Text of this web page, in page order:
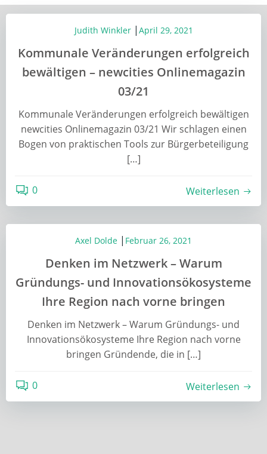
Judith Winkler | April 29, 2021
Kommunale Veränderungen erfolgreich
bewältigen – newcities Onlinemagazin
03/21
Kommunale Veränderungen erfolgreich bewältigen
newcities Onlinemagazin 03/21 Wir schlagen einen
Bogen von praktischen Tools zur Bürgerbeteiligung
[…]
0 Weiterlesen
Axel Dolde | Februar 26, 2021
Denken im Netzwerk – Warum
Gründungs- und Innovationsökosysteme
Ihre Region nach vorne bringen
Denken im Netzwerk – Warum Gründungs- und
Innovationsökosysteme Ihre Region nach vorne
bringen Gründende, die in […]
0 Weiterlesen